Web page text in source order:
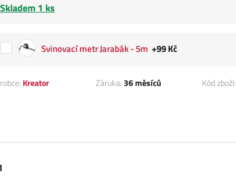
Skladem 1 ks
Svinovací metr Jarabák - 5m +99 Kč
Kreator Záruka:36 měsíců Kód zboží: